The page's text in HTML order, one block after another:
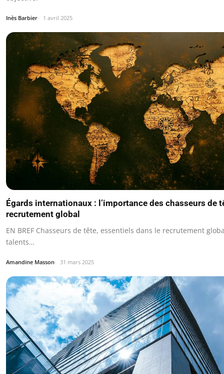
Inès Barbier 1 avril 2025
Égards internationaux : l’importance des chasseurs de
recrutement global
EN BREF Chasseurs de tête, essentiels dans le recrutement
talents…
Amandine Masson 31 mars 2025